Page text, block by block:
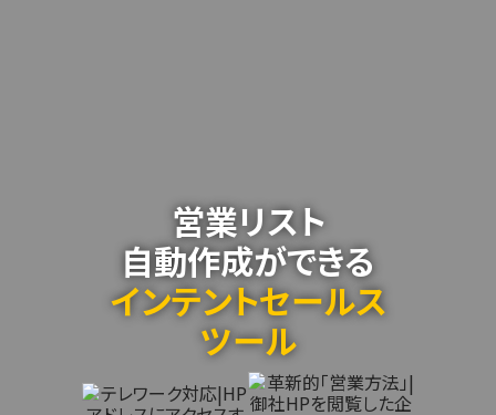
営業リスト
自動作成ができる
インテントセールス
ツール